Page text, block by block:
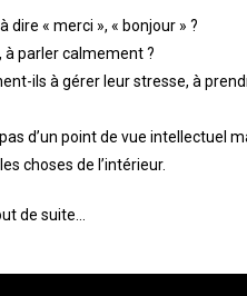
« merci », « bonjour » ?
parler calmement ?
ils à gérer leur stresse, à
d’un point de vue intellectuel
choses de l’intérieur.
de suite…